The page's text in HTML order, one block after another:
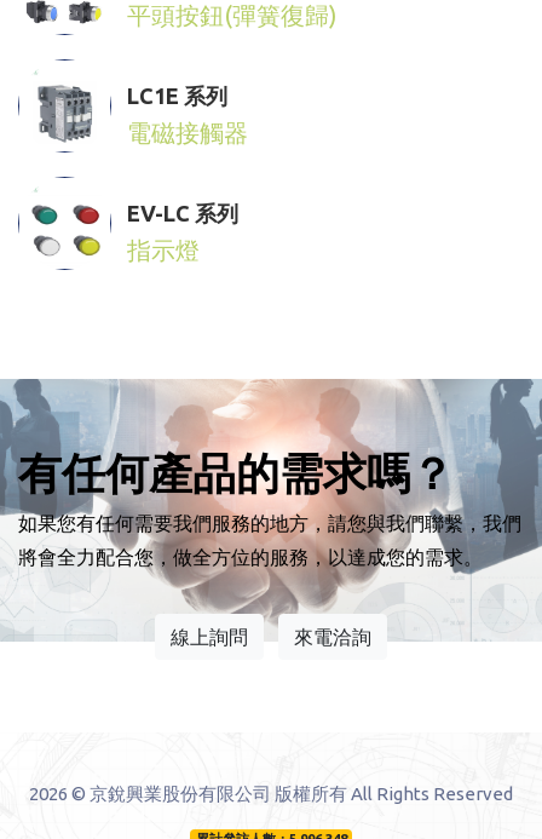
平頭按鈕(彈簧復歸)
LC1E 系列
電磁接觸器
EV-LC 系列
指示燈
有任何產品的需求嗎？
如果您有任何需要我們服務的地方，請您與我們聯繫，我們
將會全力配合您，做全方位的服務，以達成您的需求。
線上詢問 來電洽詢
2026 © 京銳興業股份有限公司 版權所有 All Rights Reserved